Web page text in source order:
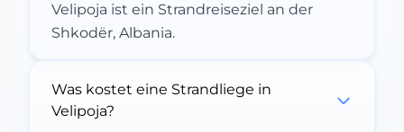
Velipoja ist ein Strandreiseziel an der
Shkodër, Albania.
Was kostet eine Strandliege in
Velipoja?